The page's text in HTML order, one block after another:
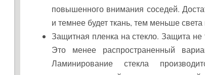
повышенного внимания соседей.
и темнее будет ткань, тем меньше света
Защитная пленка на стекло. Защита не
Это менее распространенный
Ламинирование стекла